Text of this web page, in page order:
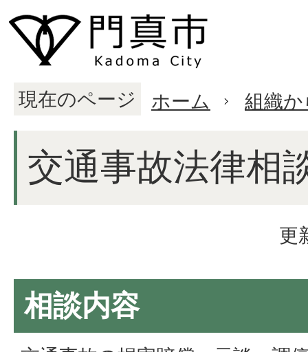
現在のページ ホーム 組織
交通事故法律相
更
相談内容